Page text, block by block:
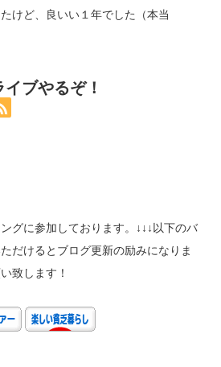
けど、良いい１年でした（本当
ブやるぞ！
グに参加しております。↓↓↓以下のバ
だけるとブログ更新の励みになりま
致します！